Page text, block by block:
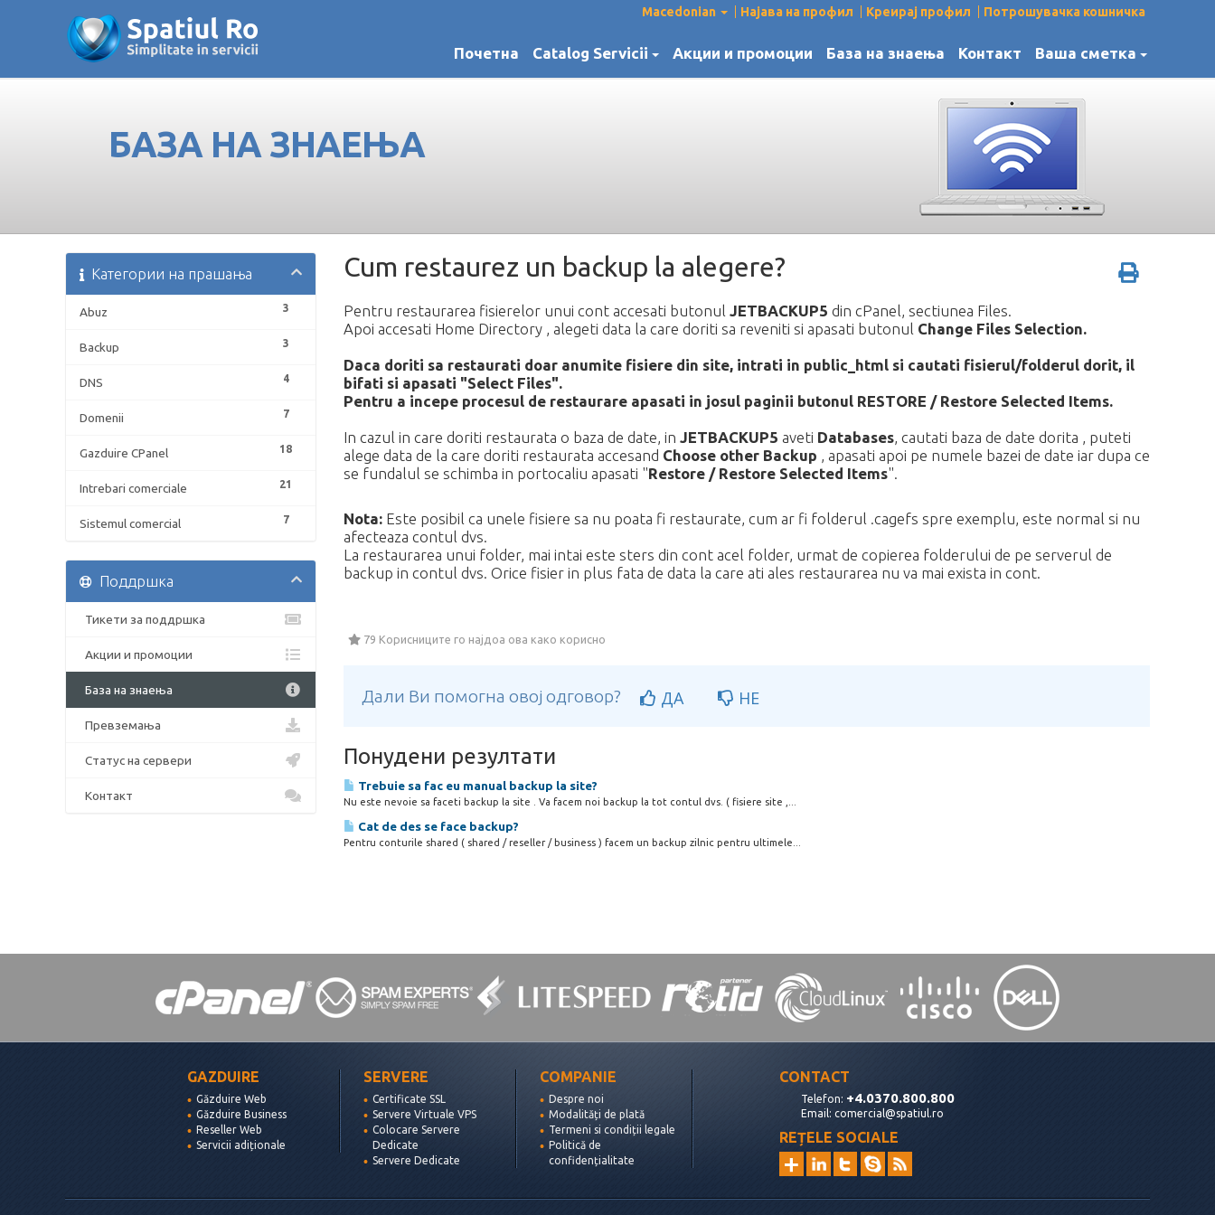
Macedonian Најава на профил Креирај профил Потрошувачка кошничка
Почетна Catalog Servicii Акции и промоции База на знаења Контакт Ваша сметка
БАЗА НА ЗНАЕЊА
Категории на прашања
3
Abuz
3
Backup
4
DNS
7
Domenii
18
Gazduire CPanel
21
Intrebari comerciale
7
Sistemul comercial
Cum restaurez un backup la alegere?
Pentru restaurarea fisierelor unui cont accesati butonul JETBACKUP5 din cPanel, sectiunea Files.
Apoi accesati Home Directory , alegeti data la care doriti sa reveniti si apasati butonul Change Files Selection.
Daca doriti sa restaurati doar anumite fisiere din site, intrati in public_html si cautati fisierul/folderul dorit, il
bifati si apasati "Select Files".
Pentru a incepe procesul de restaurare apasati in josul paginii butonul RESTORE / Restore Selected Items.
In cazul in care doriti restaurata o baza de date, in JETBACKUP5 aveti Databases, cautati baza de date dorita , puteti
alege data de la care doriti restaurata accesand Choose other Backup , apasati apoi pe numele bazei de date iar dupa ce
se fundalul se schimba in portocaliu apasati "Restore / Restore Selected Items".
Nota:Este posibil ca unele fisiere sa nu poata fi restaurate, cum ar fi folderul .cagefs spre exemplu, este normal si nu
afecteaza contul dvs.
La restaurarea unui folder, mai intai este sters din cont acel folder, urmat de copierea folderului de pe serverul de
backup in contul dvs. Orice fisier in plus fata de data la care ati ales restaurarea nu va mai exista in cont.
79 Корисниците го најдоа ова како корисно
Дали Ви помогна овој одговор? ДА НЕ
Понудени резултати
Trebuie sa fac eu manual backup la site?
Nu este nevoie sa faceti backup la site . Va facem noi backup la tot contul dvs. ( fisiere site ,...
Cat de des se face backup?
Pentru conturile shared ( shared / reseller / business ) facem un backup zilnic pentru ultimele...
Поддршка
Тикети за поддршка
Акции и промоции
База на знаења
Превземања
Статус на сервери
Контакт
GAZDUIRE
Găzduire Web
Găzduire Business
Reseller Web
Servicii adiționale
SERVERE
Certificate SSL
Servere Virtuale VPS
Colocare Servere
Dedicate
Servere Dedicate
COMPANIE
Despre noi
Modalități de plată
Termeni si condiții legale
Politică de
confidențialitate
CONTACT
Telefon: +4.0370.800.800
Email: comercial@spatiul.ro
REȚELE SOCIALE